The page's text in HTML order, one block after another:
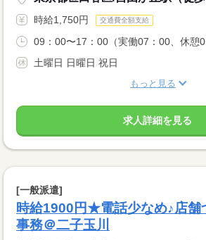
時給1,750円 交通費全額支給
09：00〜17：00（実働07：00、休憩
土曜日 日曜日 祝日
もっと見る
求人詳細を見る
[一般派遣]
時給1900円★電話少なめ♪店舗
事務＠二子玉川